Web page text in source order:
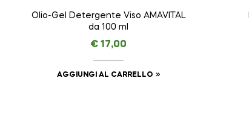
Olio-Gel Detergente Viso AMAVITAL
da 100 ml
€ 17,00
AGGIUNGI AL CARRELLO